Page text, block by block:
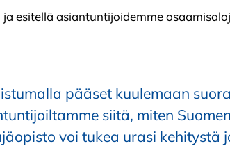
esitellä asiantuntijoidemme
pääset kuulemaan
siitä, miten Suomen
voi tukea urasi kehitystä